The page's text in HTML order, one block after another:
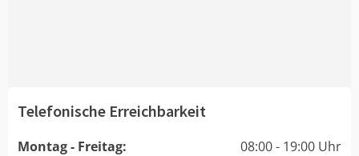
Telefonische Erreichbarkeit
Montag - Freitag:
08:00 - 19:00 Uhr